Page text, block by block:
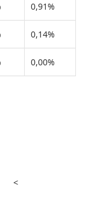
0,91%
0,14%
0,00%
<